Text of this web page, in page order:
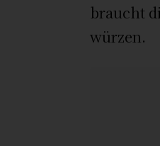
braucht
würzen.